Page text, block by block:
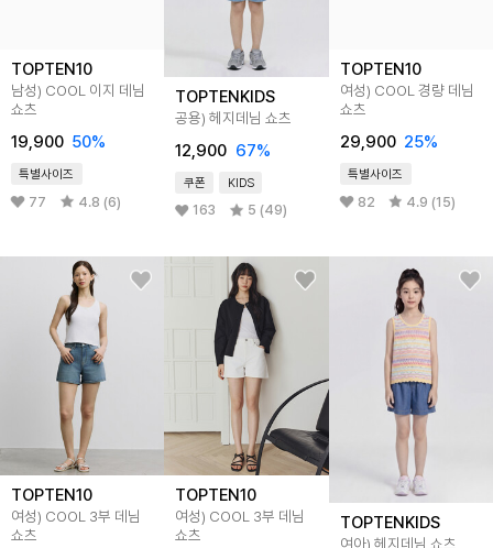
TOPTEN10
남성) COOL 이지 데님
쇼츠
19,900 50%
특별사이즈
77 4.8 (6)
TOPTENKIDS
공용) 헤지데님 쇼츠
12,900 67%
쿠폰 KIDS
163 5 (49)
TOPTEN10
여성) COOL 경량 데님
쇼츠
29,900 25%
특별사이즈
82 4.9 (15)
TOPTEN10
여성) COOL 3부 데님
쇼츠
TOPTEN10
여성) COOL 3부 데님
쇼츠
TOPTENKIDS
여아) 헤지데님 쇼츠